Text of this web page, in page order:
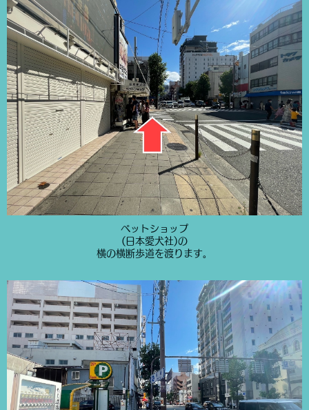
ペットショップ
(日本愛犬社)の
横の横断歩道を渡ります。